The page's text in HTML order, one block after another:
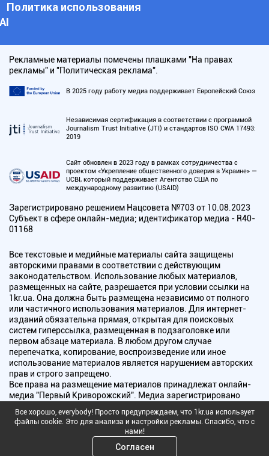
Политика использования
АI
Рекламные материалы помечены плашками "На правах
рекламы" и "Политическая реклама".
В 2025 году работу медиа поддерживает Европейский Союз
Независимая сертификация в соответствии с программой
Journalism Trust Initiative (JTI) и стандартов ISO CWA 17493:
2019
Сайт обновлен в 2023 году в рамках сотрудничества с
проектом «Укрепление общественного доверия в Украине» —
UCBI, который поддерживает Агентство США по
международному развитию (USAID)
Зарегистрировано решением Нацсовета №703 от 10.08.2023
Субъект в сфере онлайн-медиа; идентификатор медиа - R40-
01168
Все текстовые и медийные материалы сайта защищены
авторскими правами в соответствии с действующим
законодательством. Использование любых материалов,
размещенных на сайте, разрешается при условии ссылки на
1kr.ua. Она должна быть размещена независимо от полного
или частичного использования материалов. Для интернет-
изданий обязательна прямая, открытая для поисковых
систем гиперссылка, размещенная в подзаголовке или
первом абзаце материала. В любом другом случае
перепечатка, копирование, воспроизведение или иное
использование материалов является нарушением авторских
прав и строго запрещено.
Все права на размещение материалов принадлежат онлайн-
медиа "Первый Криворожский". Медиа зарегистрировано
радиовещания.
Copyright © 2010 - 2026 Все права защищены
Все хорошо, everybody! Просто предупреждаем, что 1kr.ua использует
файлы cookie. Это для анализа и настройки рекламы. Спасибо, что с
нами!
Согласен